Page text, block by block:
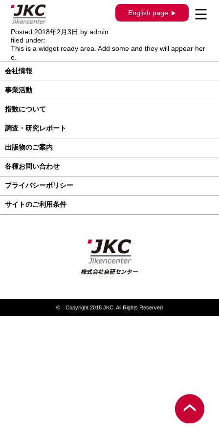
English page
構造調査シリーズ / J-610 / ニッサン セレ
ナ C26系
Posted 2018年2月3日 by admin
filed under:
This is a widget ready area. Add some and they will appear her
e.
会社情報
事業活動
指数について
調査・研究レポート
出版物のご案内
各種お問い合わせ
プライバシーポリシー
サイトのご利用条件
© Copyright 2018 JKC. All Rights Reserved